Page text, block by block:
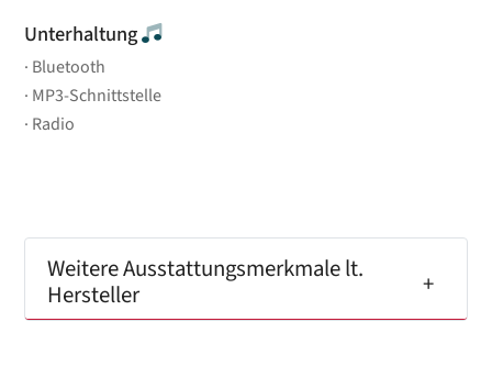
Unterhaltung
Bluetooth
MP3-Schnittstelle
Radio
Weitere Ausstattungsmerkmale lt.
Hersteller